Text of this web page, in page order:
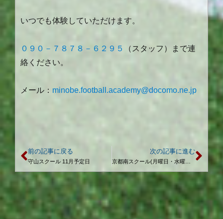
いつでも体験していただけます。
０９０－７８７８－６２９５
（スタッフ）まで連
絡ください。
メール： minobe.football.academy@docomo.ne.jp
前の記事に戻る
守山スクール 11月予定日
次の記事に進む
京都南スクール(月曜日・水曜日) 12月予定日